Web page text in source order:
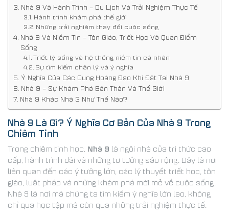
Nhà 9 Và Hành Trình – Du Lịch Và Trải Nghiệm Thực Tế
Hành trình khám phá thế giới
Những trải nghiệm thay đổi cuộc sống
Nhà 9 Và Niềm Tin – Tôn Giáo, Triết Học Và Quan Điểm
Sống
Triết lý sống và hệ thống niềm tin cá nhân
Sự tìm kiếm chân lý và ý nghĩa
Ý Nghĩa Của Các Cung Hoàng Đạo Khi Đặt Tại Nhà 9
Nhà 9 – Sự Khám Phá Bản Thân Và Thế Giới
Nhà 9 Khác Nhà 3 Như Thế Nào?
Nhà 9 Là Gì? Ý Nghĩa Cơ Bản Của Nhà 9 Trong
Chiêm Tinh
Trong chiêm tinh học, Nhà 9 là ngôi nhà của tri thức cao
cấp, hành trình dài và những tư tưởng sâu rộng. Đây là nơi
liên quan đến các ý tưởng lớn, các lý thuyết triết học, tôn
giáo, luật pháp và những khám phá mới mẻ về cuộc sống.
Nhà 9 là nơi mà chúng ta tìm kiếm ý nghĩa lớn lao, không
chỉ qua học tập mà còn qua những trải nghiệm thực tế.